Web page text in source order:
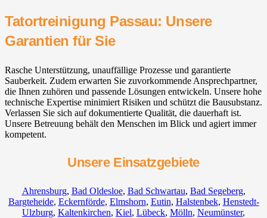
Tatortreinigung Passau: Unsere
Garantien für Sie
Rasche Unterstützung, unauffällige Prozesse und garantierte
Sauberkeit. Zudem erwarten Sie zuvorkommende Ansprechpartner,
die Ihnen zuhören und passende Lösungen entwickeln. Unsere hohe
technische Expertise minimiert Risiken und schützt die Bausubstanz.
Verlassen Sie sich auf dokumentierte Qualität, die dauerhaft ist.
Unsere Betreuung behält den Menschen im Blick und agiert immer
kompetent.
Unsere Einsatzgebiete
Ahrensburg, Bad Oldesloe, Bad Schwartau, Bad Segeberg,
Bargteheide, Eckernförde, Elmshorn, Eutin, Halstenbek, Henstedt-
Ulzburg, Kaltenkirchen, Kiel, Lübeck, Mölln, Neumünster,